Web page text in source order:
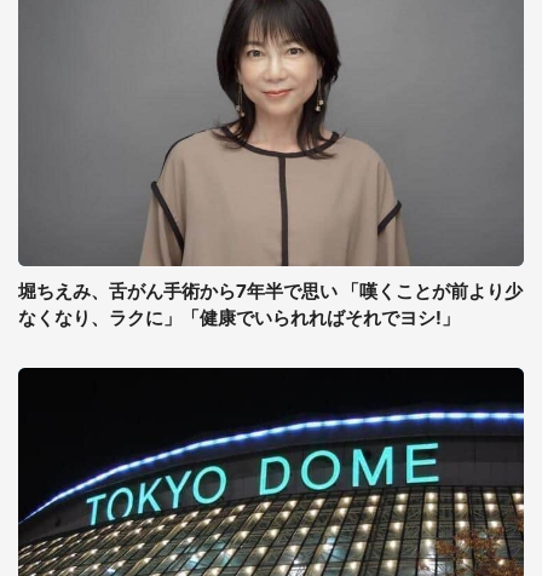
堀ちえみ、舌がん手術から7年半で思い 「嘆くことが前より少
なくなり、ラクに」「健康でいられればそれでヨシ!」